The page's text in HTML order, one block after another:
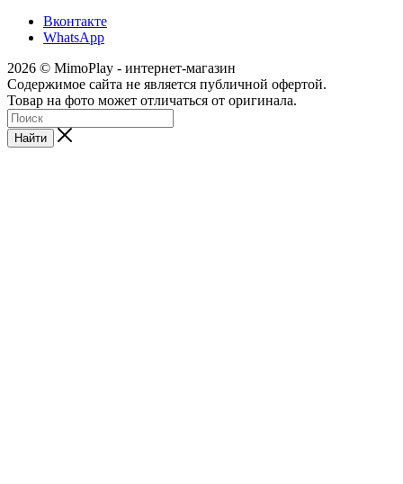
Вконтакте
WhatsApp
2026 © MimoPlay - интернет-магазин
Содержимое сайта не является публичной офертой.
Товар на фото может отличаться от оригинала.
Найти